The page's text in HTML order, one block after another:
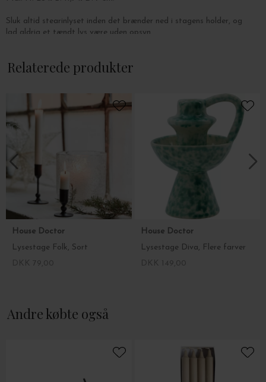
Sluk altid stearinlyset inden det brænder ned i stagens holder, og
lad aldrig et tændt lys være uden opsyn.
Relaterede produkter
House Doctor
Lysestage Folk, Sort
House Doctor
Lysestage Diva, Flere farver
Andre købte også